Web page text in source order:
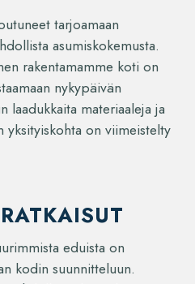
tarjoamaan
asumiskokemusta.
rakentamamme koti on
nykypäivän
laadukkaita materiaaleja ja
yksityiskohta on viimeistelty
eduista on
kodin suunnitteluun.